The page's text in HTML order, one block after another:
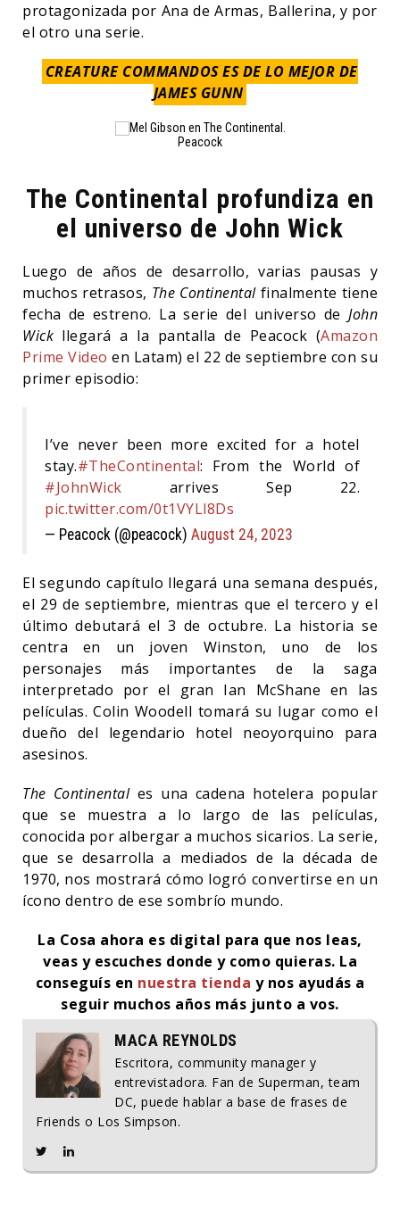
protagonizada por Ana de Armas, Ballerina, y por
el otro una serie.
CREATURE COMMANDOS ES DE LO MEJOR DE
JAMES GUNN
Peacock
The Continental profundiza en
el universo de John Wick
Luego de años de desarrollo, varias pausas y
muchos retrasos, The Continentalfinalmente tiene
fecha de estreno. La serie del universo de John
Wick llegará a la pantalla de Peacock (Amazon
Prime Video en Latam) el 22 de septiembre con su
primer episodio:
I’ve never been more excited for a hotel
stay.#TheContinental: From the World of
#JohnWick arrives Sep 22.
pic.twitter.com/0t1VYLl8Ds
— Peacock (@peacock) August 24, 2023
El segundo capítulo llegará una semana después,
el 29 de septiembre, mientras que el tercero y el
último debutará el 3 de octubre. La historia se
centra en un joven Winston, uno de los
personajes más importantes de la saga
interpretado por el gran Ian McShane en las
películas. Colin Woodell tomará su lugar como el
dueño del legendario hotel neoyorquino para
asesinos.
The Continentales una cadena hotelera popular
que se muestra a lo largo de las películas,
conocida por albergar a muchos sicarios. La serie,
que se desarrolla a mediados de la década de
1970, nos mostrará cómo logró convertirse en un
ícono dentro de ese sombrío mundo.
La Cosa ahora es digital para que nos leas,
veas y escuches donde y como quieras. La
conseguís en nuestra tienda y nos ayudás a
seguir muchos años más junto a vos.
MACA REYNOLDS
Escritora, community manager y
entrevistadora. Fan de Superman, team
DC, puede hablar a base de frases de
Friends o Los Simpson.